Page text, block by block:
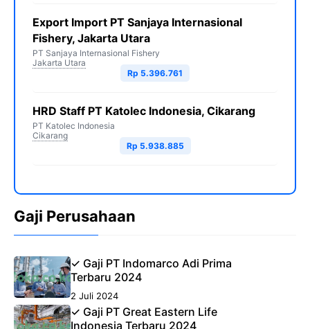
Export Import PT Sanjaya Internasional
Fishery, Jakarta Utara
PT Sanjaya Internasional Fishery
Jakarta Utara
Rp 5.396.761
HRD Staff PT Katolec Indonesia, Cikarang
PT Katolec Indonesia
Cikarang
Rp 5.938.885
Gaji Perusahaan
✓ Gaji PT Indomarco Adi Prima
Terbaru 2024
2 Juli 2024
✓ Gaji PT Great Eastern Life
Indonesia Terbaru 2024